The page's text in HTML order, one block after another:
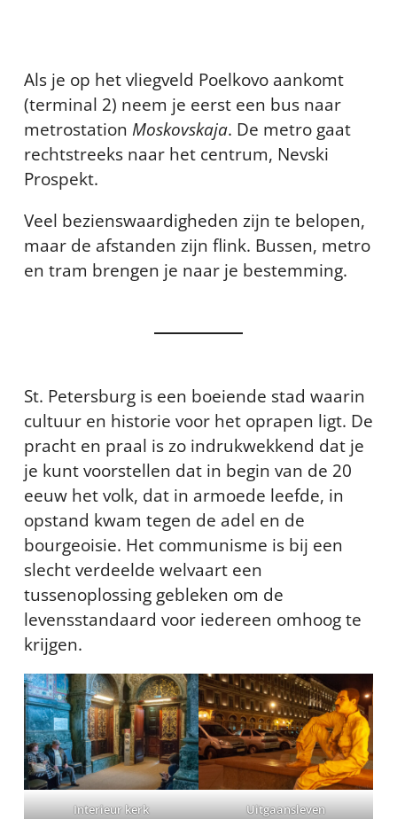
Als je op het vliegveld Poelkovo aankomt
(terminal 2) neem je eerst een bus naar
metrostation Moskovskaja. De metro gaat
rechtstreeks naar het centrum, Nevski
Prospekt.
Veel bezienswaardigheden zijn te belopen,
maar de afstanden zijn flink. Bussen, metro
en tram brengen je naar je bestemming.
St. Petersburg is een boeiende stad waarin
cultuur en historie voor het oprapen ligt. De
pracht en praal is zo indrukwekkend dat je
je kunt voorstellen dat in begin van de 20
eeuw het volk, dat in armoede leefde, in
opstand kwam tegen de adel en de
bourgeoisie. Het communisme is bij een
slecht verdeelde welvaart een
tussenoplossing gebleken om de
levensstandaard voor iedereen omhoog te
krijgen.
Interieur kerk Uitgaansleven